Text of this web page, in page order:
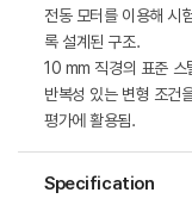
전동 모터를 이용해 시
록 설계된 구조.
10 mm 직경의 표준 스
반복성 있는 변형 조건
평가에 활용됨.
Specification